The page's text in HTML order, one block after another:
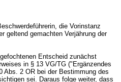
die Vorinstanz
geltend gemachten Verjährung der
Entscheid zunächst
in § 13 VG/TG ("Ergänzendes
Abs. 2 OR bei der Bestimmung des
sei. Daraus folge weiter, dass